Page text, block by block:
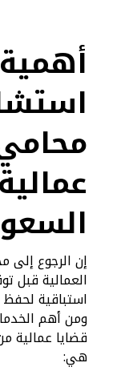
إن الرجوع
العمالية
استباقية لحفظ
ومن أهم
قضايا عمالية
هي: